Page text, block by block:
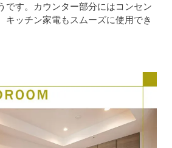
です。カウンター部分にはコンセン
キッチン家電もスムーズに使用でき